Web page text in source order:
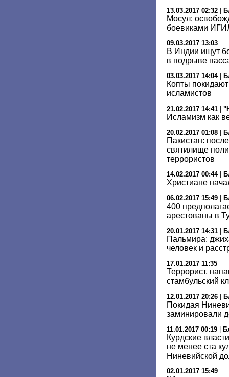
13.03.2017 02:32 |
Мосул:
боевиками
09.03.2017 13:03
В Индии ищут
в подрыве
03.03.2017 14:04|
Копты
исламистов
21.02.2017 14:41 |
Исламизм как
20.02.2017 01:08
Пакистан:
святилище
террористов
14.02.2017 00:44|
Христиане
06.02.2017 15:49 |
400
арестованы в
20.01.2017 14:31
Пальмира:
человек и
17.01.2017 11:35
Террорист,
стамбульский
12.01.2017 20:26 |
Покидая
заминировали
11.01.2017 00:19
Курдские
не менее ста
Ниневийской
02.01.2017 15:49